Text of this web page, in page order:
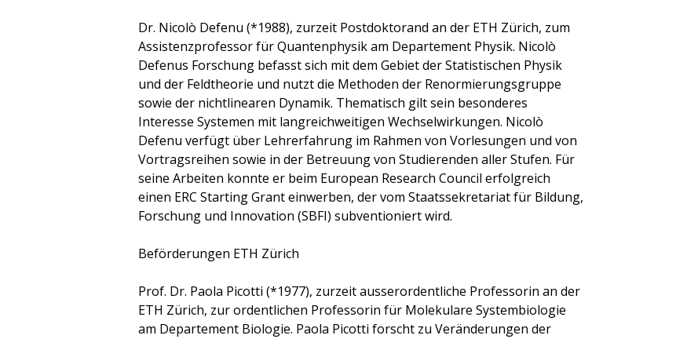
Dr. Nicolò Defenu (*1988), zurzeit Postdoktorand an der ETH Zürich, zum
Assistenzprofessor für Quantenphysik am Departement Physik. Nicolò
Defenus Forschung befasst sich mit dem Gebiet der Statistischen Physik
und der Feldtheorie und nutzt die Methoden der Renormierungsgruppe
sowie der nichtlinearen Dynamik. Thematisch gilt sein besonderes
Interesse Systemen mit langreichweitigen Wechselwirkungen. Nicolò
Defenu verfügt über Lehrerfahrung im Rahmen von Vorlesungen und von
Vortragsreihen sowie in der Betreuung von Studierenden aller Stufen. Für
seine Arbeiten konnte er beim European Research Council erfolgreich
einen ERC Starting Grant einwerben, der vom Staatssekretariat für Bildung,
Forschung und Innovation (SBFI) subventioniert wird.
Beförderungen ETH Zürich
Prof. Dr. Paola Picotti (*1977), zurzeit ausserordentliche Professorin an der
ETH Zürich, zur ordentlichen Professorin für Molekulare Systembiologie
am Departement Biologie. Paola Picotti forscht zu Veränderungen der